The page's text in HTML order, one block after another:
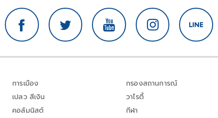
การเมือง
เปลว สีเงิน
คอลัมนิสต์
กรองสถานการณ์
วาไรตี้
กีฬา